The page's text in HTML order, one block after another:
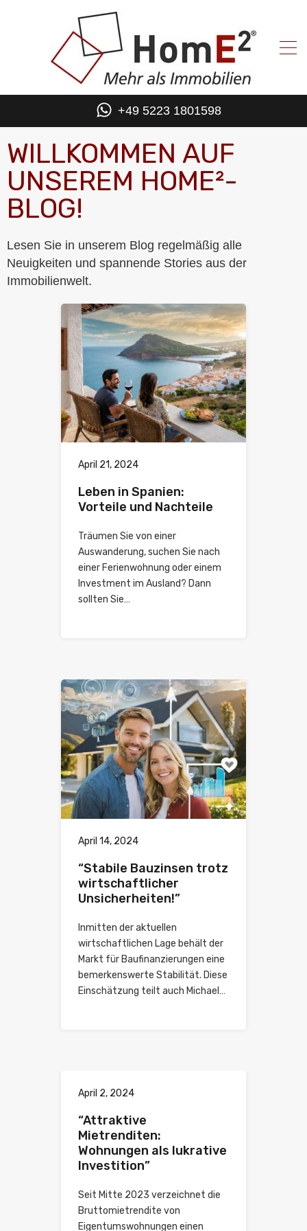
+49 5223 1801598
WILLKOMMEN AUF
UNSEREM HOME²-
BLOG!
Lesen Sie in unserem Blog regelmäßig alle
Neuigkeiten und spannende Stories aus der
Immobilienwelt.
April 21, 2024
Leben in Spanien:
Vorteile und Nachteile
Träumen Sie von einer
Auswanderung, suchen Sie nach
einer Ferienwohnung oder einem
Investment im Ausland? Dann
sollten Sie…
April 14, 2024
“Stabile Bauzinsen trotz
wirtschaftlicher
Unsicherheiten!”
Inmitten der aktuellen
wirtschaftlichen Lage behält der
Markt für Baufinanzierungen eine
bemerkenswerte Stabilität. Diese
Einschätzung teilt auch Michael…
April 2, 2024
“Attraktive
Mietrenditen:
Wohnungen als lukrative
Investition”
Seit Mitte 2023 verzeichnet die
Bruttomietrendite von
Eigentumswohnungen einen